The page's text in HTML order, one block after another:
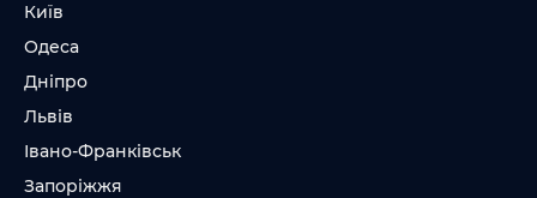
Київ
Одеса
Дніпро
Львів
Івано-Франківськ
Запоріжжя